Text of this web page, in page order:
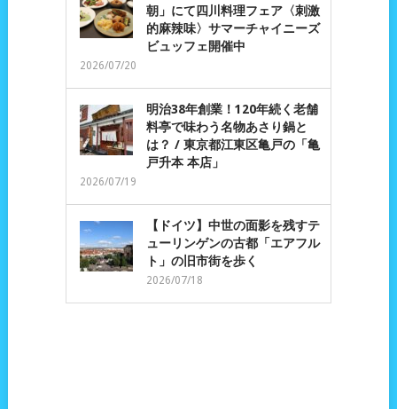
朝」にて四川料理フェア〈刺激
的麻辣味〉サマーチャイニーズ
ビュッフェ開催中
2026/07/20
明治38年創業！120年続く老舗
料亭で味わう名物あさり鍋と
は？ / 東京都江東区亀戸の「亀
戸升本 本店」
2026/07/19
【ドイツ】中世の面影を残すテ
ューリンゲンの古都「エアフル
ト」の旧市街を歩く
2026/07/18